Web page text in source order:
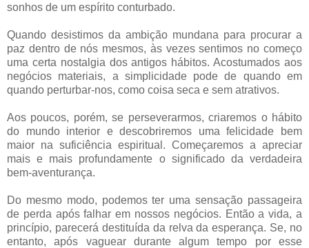
sonhos de um espírito conturbado.
Quando desistimos da ambição mundana para procurar a
paz dentro de nós mesmos, às vezes sentimos no começo
uma certa nostalgia dos antigos hábitos. Acostumados aos
negócios materiais, a simplicidade pode de quando em
quando perturbar-nos, como coisa seca e sem atrativos.
Aos poucos, porém, se perseverarmos, criaremos o hábito
do mundo interior e descobriremos uma felicidade bem
maior na suficiência espiritual. Começaremos a apreciar
mais e mais profundamente o significado da verdadeira
bem-aventurança.
Do mesmo modo, podemos ter uma sensação passageira
de perda após falhar em nossos negócios. Então a vida, a
princípio, parecerá destituída da relva da esperança. Se, no
entanto, após vaguear durante algum tempo por esse